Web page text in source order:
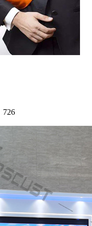
726